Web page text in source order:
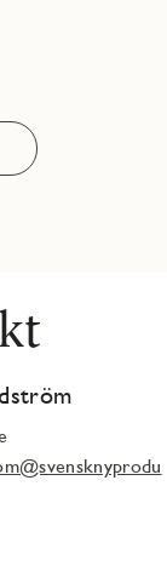
välja
huset, här finns
miljörum för
Tripleplay och
med närhet till
restauranger och